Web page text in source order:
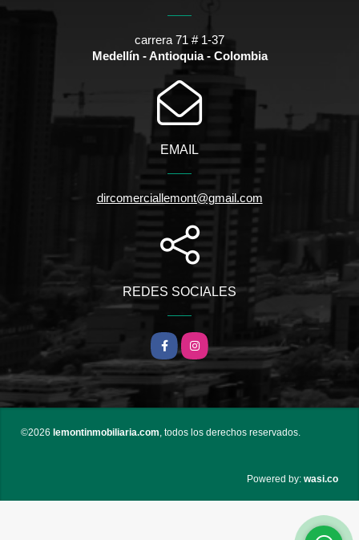
carrera 71 # 1-37
Medellín - Antioquia - Colombia
EMAIL
dircomerciallemont@gmail.com
REDES SOCIALES
Facebook
Instagram
©2026 lemontinmobiliaria.com, todos los derechos reservados.
Powered by: wasi.co